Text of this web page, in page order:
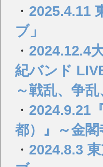
・ 2025.4.11
ブ」
・ 2024.12.4
紀バンド
～戦乱、争
・ 2024.9.21
都）』～金
・ 2024.8.3